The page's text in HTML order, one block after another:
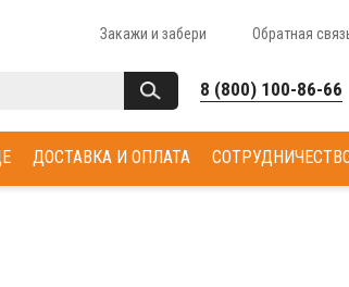
Закажи и забери Обратная
8 (800) 100-86-66
ДОСТАВКА И ОПЛАТА